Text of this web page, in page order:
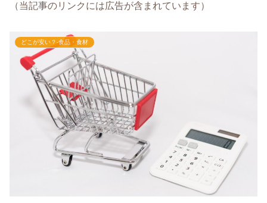
（当記事のリンクには広告が含まれています）
どこが安い？-食品・食材